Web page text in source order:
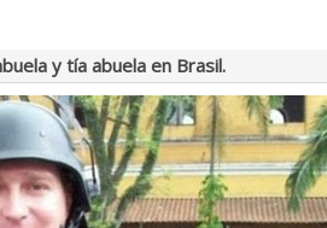
y tía abuela en Brasil.